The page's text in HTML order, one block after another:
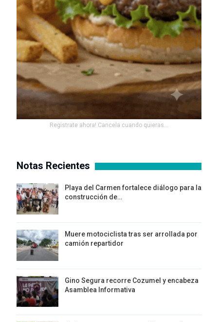
Registrate ahora! Cancela cuando quieras...
Notas Recientes
Playa del Carmen fortalece diálogo para la
construcción de…
Muere motociclista tras ser arrollada por
camión repartidor
Gino Segura recorre Cozumel y encabeza
Asamblea Informativa